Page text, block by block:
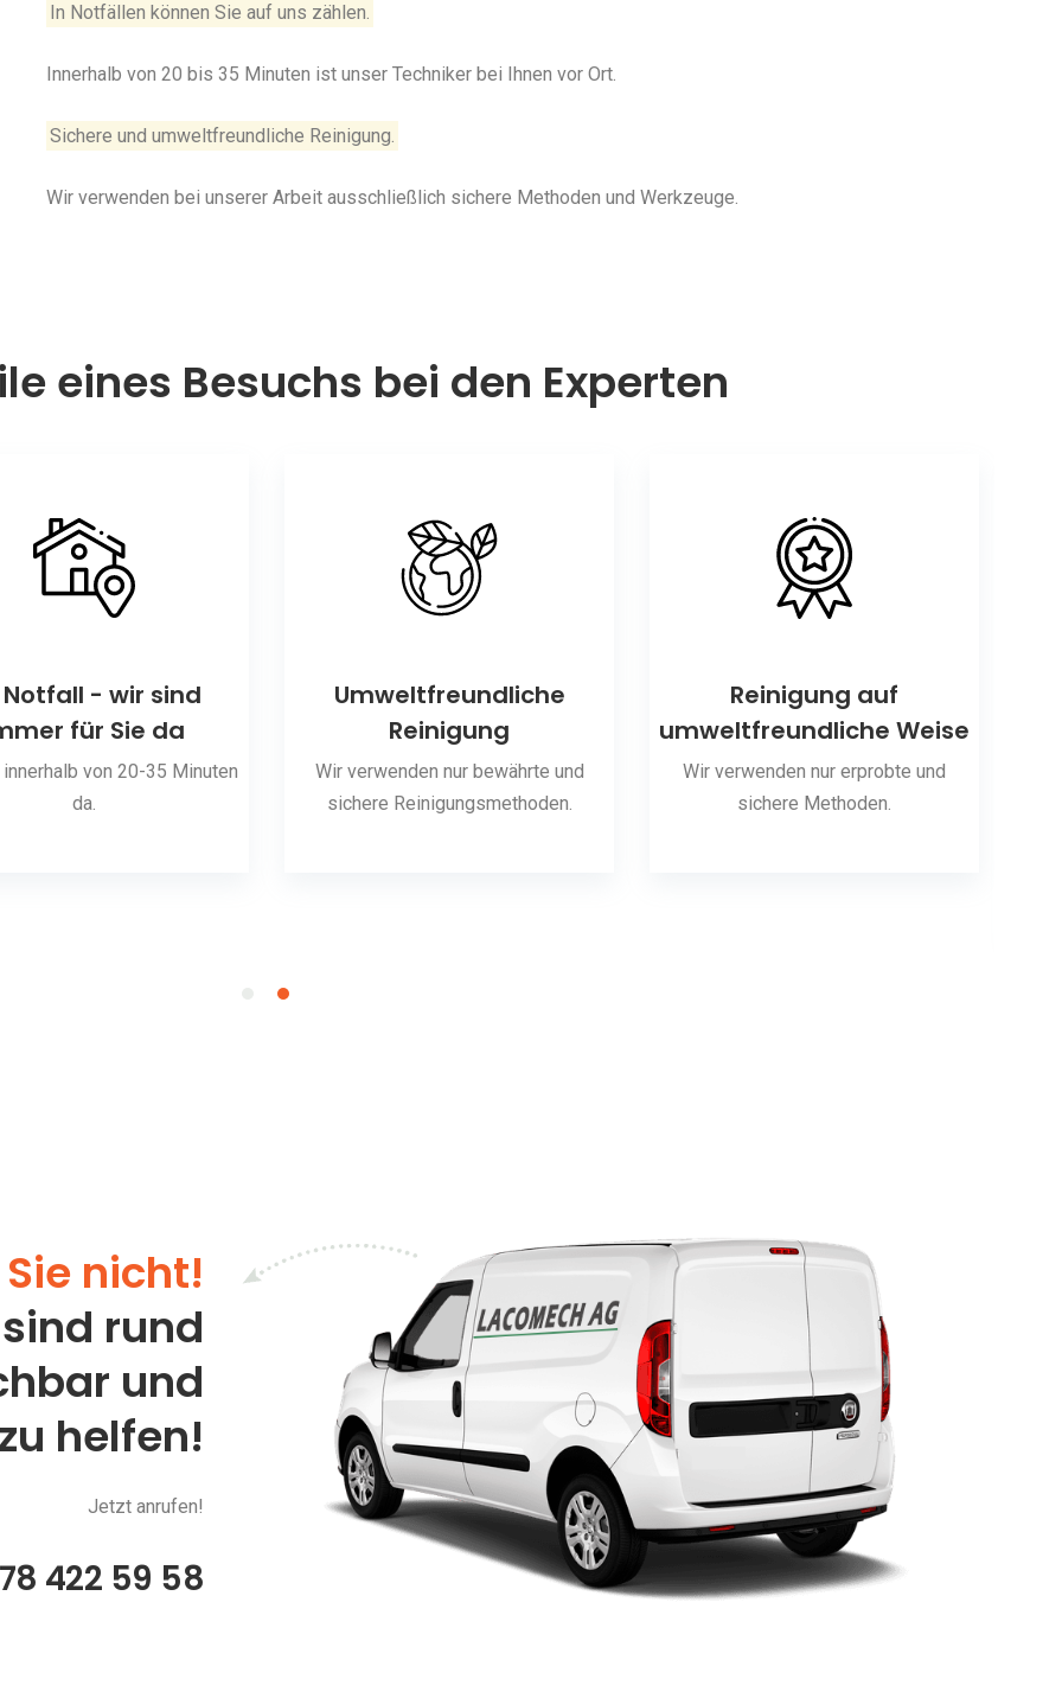
In Notfällen können Sie auf uns zählen.
Innerhalb von 20 bis 35 Minuten ist unser Techniker bei Ihnen vor Ort.
Sichere und umweltfreundliche Reinigung.
Wir verwenden bei unserer Arbeit ausschließlich sichere Methoden und Werkzeuge.
eines Besuchs bei den Experten
- wir sind
für Sie da
von 20-35 Minuten
da.
Umweltfreundliche
Reinigung
Wir verwenden nur bewährte und
sichere Reinigungsmethoden.
Reinigung auf
umweltfreundliche Weise
Wir verwenden nur erprobte und
sichere Methoden.
nicht!
rund
und
helfen!
Jetzt anrufen!
422 59 58